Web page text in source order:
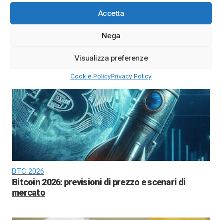
Accetta
Nega
Visualizza preferenze
Cookie PolicyPrivacy Policy
Calendario trimestrali Borsa Italiana
uscita aprile-maggio 2026
BTC 2026
Bitcoin 2026: previsioni di prezzo e scenari di
mercato